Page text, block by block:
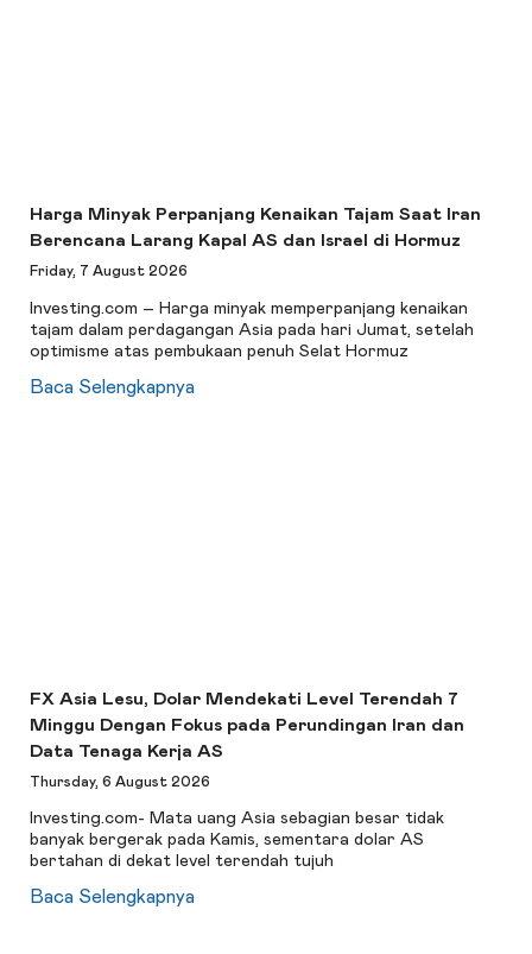
Harga Minyak Perpanjang Kenaikan Tajam Saat Iran
Berencana Larang Kapal AS dan Israel di Hormuz
Friday, 7 August 2026
Investing.com – Harga minyak memperpanjang kenaikan
tajam dalam perdagangan Asia pada hari Jumat, setelah
optimisme atas pembukaan penuh Selat Hormuz
Baca Selengkapnya
FX Asia Lesu, Dolar Mendekati Level Terendah 7
Minggu Dengan Fokus pada Perundingan Iran dan
Data Tenaga Kerja AS
Thursday, 6 August 2026
Investing.com- Mata uang Asia sebagian besar tidak
banyak bergerak pada Kamis, sementara dolar AS
bertahan di dekat level terendah tujuh
Baca Selengkapnya